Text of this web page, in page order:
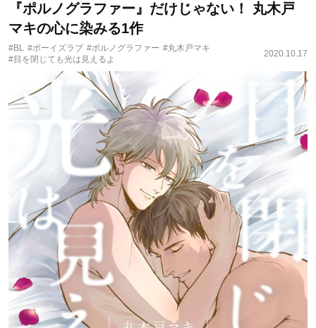
『ポルノグラファー』だけじゃない！ 丸木戸
マキの心に染みる1作
#BL #ボーイズラブ #ポルノグラファー #丸木戸マキ
#目を閉じても光は見えるよ
2020.10.17